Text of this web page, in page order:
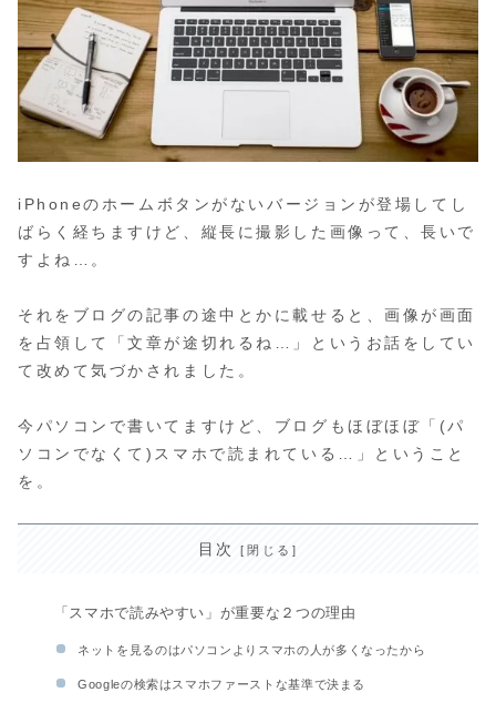
iPhoneのホームボタンがないバージョンが登場してし
ばらく経ちますけど、縦長に撮影した画像って、長いで
すよね…。
それをブログの記事の途中とかに載せると、画像が画面
を占領して「文章が途切れるね…」というお話をしてい
て改めて気づかされました。
今パソコンで書いてますけど、ブログもほぼほぼ「(パ
ソコンでなくて)スマホで読まれている…」ということ
を。
目次
「スマホで読みやすい」が重要な２つの理由
ネットを見るのはパソコンよりスマホの人が多くなったから
Googleの検索はスマホファーストな基準で決まる